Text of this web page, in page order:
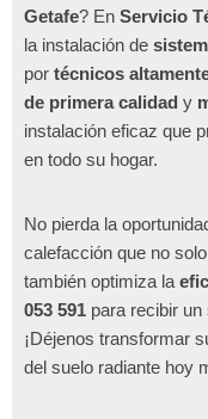
Getafe? En Servicio
la instalación de
por técnicos
de primera calidad y
instalación eficaz que
en todo su hogar.
No pierda la
calefacción que no
también optimiza la
053 591 para recibir
¡Déjenos transformar
del suelo radiante hoy